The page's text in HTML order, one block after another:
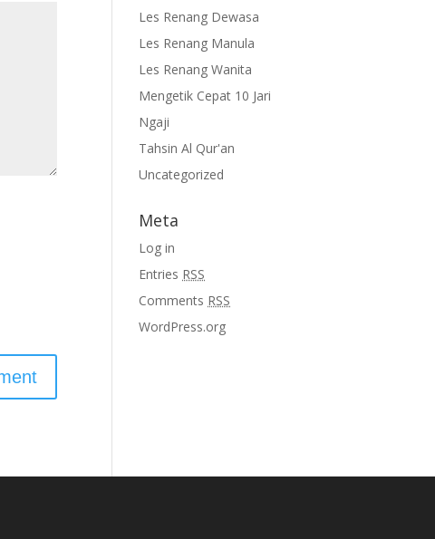
Les Renang Dewasa
Les Renang Manula
Les Renang Wanita
Mengetik Cepat 10 Jari
Ngaji
Tahsin Al Qur'an
Uncategorized
Meta
Log in
Entries RSS
Comments RSS
WordPress.org